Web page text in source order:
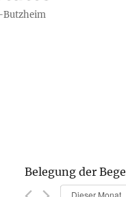
Butzheim
Belegung der
Dieser Monat